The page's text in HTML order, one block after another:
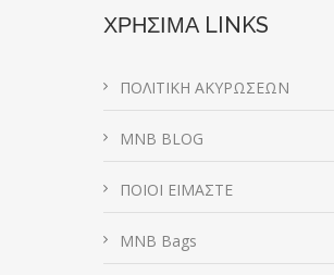
ΧΡΗΣΙΜΑ LINKS
ΠΟΛΙΤΙΚΗ ΑΚΥΡΩΣΕΩΝ
MNB BLOG
ΠΟΙΟΙ ΕΙΜΑΣΤΕ
MNB Bags